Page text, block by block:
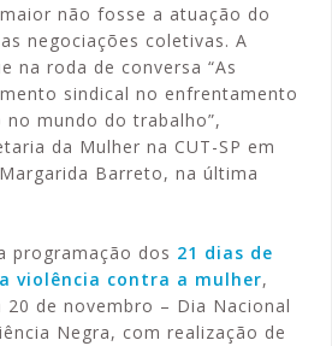
não fosse a atuação do
negociações coletivas. A
na roda de conversa “As
sindical no enfrentamento
mundo do trabalho”,
da Mulher na CUT-SP em
Barreto, na última
programação dos 21 dias de
violência contra a mulher,
de novembro – Dia Nacional
Negra, com realização de